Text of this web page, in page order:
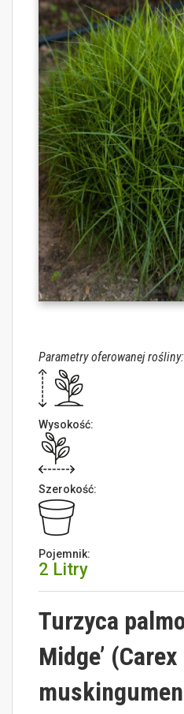
Parametry oferowanej rośliny:
Wysokość:
Szerokość:
Pojemnik:
2 Litry
Turzyca
Midge’ (Carex